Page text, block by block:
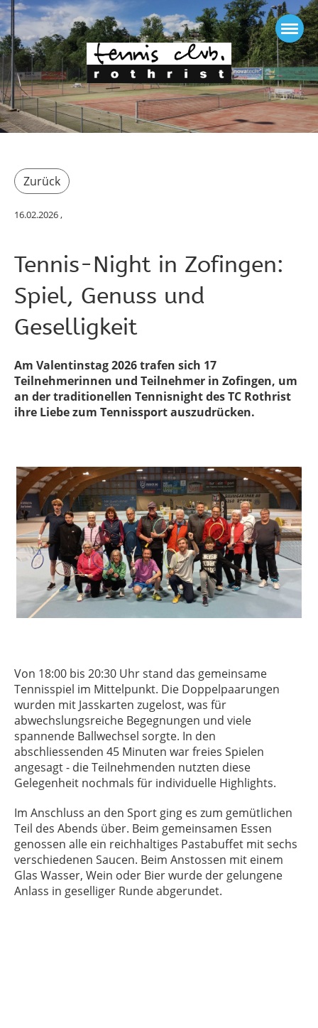
Zurück
16.02.2026 ,
Tennis-Night in Zofingen:
Spiel, Genuss und
Geselligkeit
Am Valentinstag 2026 trafen sich 17
Teilnehmerinnen und Teilnehmer in Zofingen, um
an der traditionellen Tennisnight des TC Rothrist
ihre Liebe zum Tennissport auszudrücken.
Von 18:00 bis 20:30 Uhr stand das gemeinsame
Tennisspiel im Mittelpunkt. Die Doppelpaarungen
wurden mit Jasskarten zugelost, was für
abwechslungsreiche Begegnungen und viele
spannende Ballwechsel sorgte. In den
abschliessenden 45 Minuten war freies Spielen
angesagt - die Teilnehmenden nutzten diese
Gelegenheit nochmals für individuelle Highlights.
Im Anschluss an den Sport ging es zum gemütlichen
Teil des Abends über. Beim gemeinsamen Essen
genossen alle ein reichhaltiges Pastabuffet mit sechs
verschiedenen Saucen. Beim Anstossen mit einem
Glas Wasser, Wein oder Bier wurde der gelungene
Anlass in geselliger Runde abgerundet.